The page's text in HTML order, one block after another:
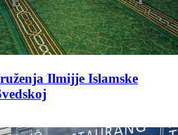
Ilmijje Islamske